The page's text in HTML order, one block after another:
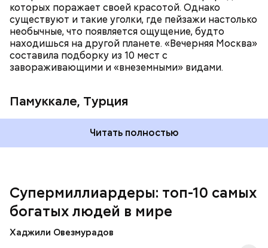
которых поражает своей красотой. Однако
существуют и такие уголки, где пейзажи настолько
необычные, что появляется ощущение, будто
находишься на другой планете. «Вечерняя Москва»
составила подборку из 10 мест с
завораживающими и «внеземными» видами.
Памуккале, Турция
Читать полностью
Супермиллиардеры: топ-10 самых
богатых людей в мире
Хаджили Овезмурадов
Амансио Ортега — испанский бизнесмен, который
Подход Ортеги окупил себя, и Zara со временем
стала популярна во всей Европе и США, а потом и
Pull&Bear, Massimo Dutti, Bershka, Stradivarius и
другие популярные бренды. Бизнесмен сейчас на
пенсии, но при этом продолжает контролировать
акции своей компании. Его состояние оценивается